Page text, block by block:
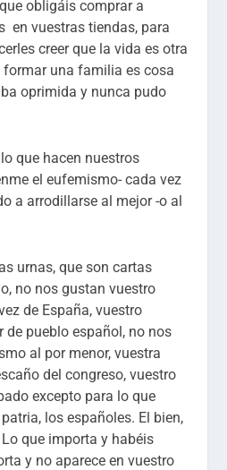
obligáis comprar a
en vuestras tiendas, para
creer que la vida es otra
formar una familia es cosa
oprimida y nunca pudo
que hacen nuestros
el eufemismo- cada vez
a arrodillarse al mejor -o al
urnas, que son cartas
no nos gustan vuestro
de España, vuestro
de pueblo español, no nos
al por menor, vuestra
del congreso, vuestro
excepto para lo que
los españoles. El bien,
que importa y habéis
y no aparece en vuestro